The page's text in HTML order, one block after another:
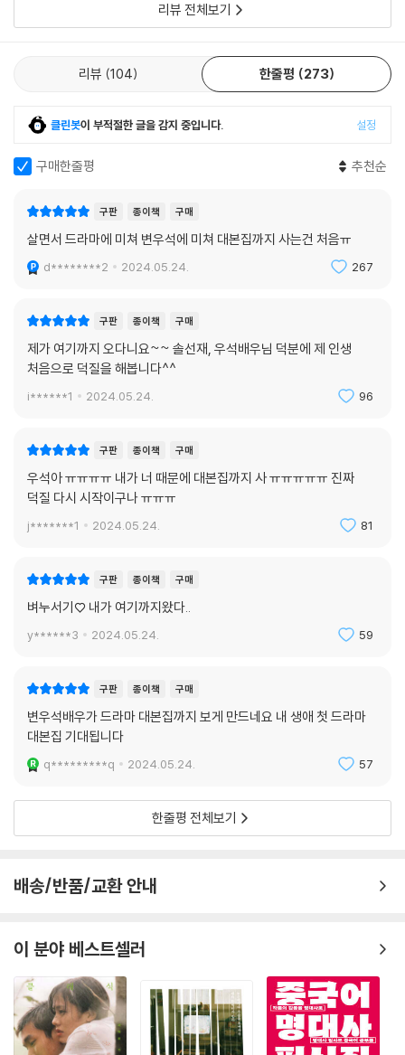
리뷰 전체보기
리뷰 104 한줄평 273
클린봇이 부적절한 글을 감지 중입니다. 설정
구매한줄평 추천순
구판 종이책 구매
살면서 드라마에 미쳐 변우석에 미쳐 대본집까지 사는건 처음ㅠ
d********2 2024.05.24. 267
구판 종이책 구매
제가 여기까지 오다니요~~ 솔선재, 우석배우님 덕분에 제 인생
처음으로 덕질을 해봅니다^^
i******1 2024.05.24. 96
구판 종이책 구매
우석아 ㅠㅠㅠㅠ 내가 너 때문에 대본집까지 사 ㅠㅠㅠㅠㅠ 진짜
덕질 다시 시작이구나 ㅠㅠㅠ
j*******1 2024.05.24. 81
구판 종이책 구매
벼누서기♡ 내가 여기까지왔다..
y******3 2024.05.24. 59
구판 종이책 구매
변우석배우가 드라마 대본집까지 보게 만드네요 내 생애 첫 드라마
대본집 기대됩니다
q*********q 2024.05.24. 57
한줄평 전체보기
배송/반품/교환 안내
이 분야 베스트셀러